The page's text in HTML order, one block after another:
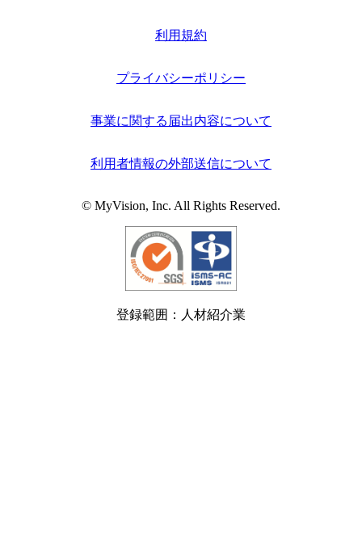
利用規約
プライバシーポリシー
事業に関する届出内容について
利用者情報の外部送信について
© MyVision, Inc. All Rights Reserved.
登録範囲：人材紹介業